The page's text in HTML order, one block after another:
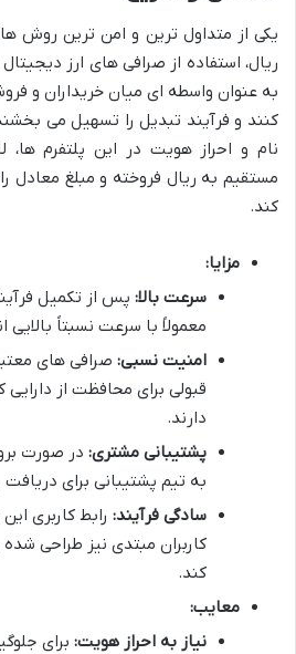
یکی از متداول ترین و امن ترین روش
ریال، استفاده از صرافی های ارز
به عنوان واسطه ای میان خریداران و
کنند و فرآیند تبدیل را تسهیل می
نام و احراز هویت در این پلتفرم
مستقیم به ریال فروخته و مبلغ معادل
کند.
مزایا:
سرعت بالا: پس از تکمیل
معمولاً با سرعت نسبتاً بالایی
امنیت نسبی: صرافی های
قبولی برای محافظت از دارایی
دارند.
پشتیبانی مشتری: در صورت
به تیم پشتیبانی برای
سادگی فرآیند: رابط کاربری
کاربران مبتدی نیز طراحی
کند.
معایب:
نیاز به احراز هویت: برای